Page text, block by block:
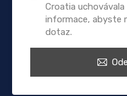
Croatia
informace, abyste
dotaz.